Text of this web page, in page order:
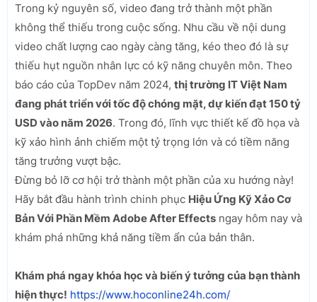
Trong kỷ nguyên số, video đang trở thành một phần
không thể thiếu trong cuộc sống. Nhu cầu về nội dung
video chất lượng cao ngày càng tăng, kéo theo đó là sự
thiếu hụt nguồn nhân lực có kỹ năng chuyên môn. Theo
báo cáo của TopDev năm 2024, thị trường IT Việt Nam
đang phát triển với tốc độ chóng mặt, dự kiến đạt 150 tỷ
USD vào năm 2026. Trong đó, lĩnh vực thiết kế đồ họa và
kỹ xảo hình ảnh chiếm một tỷ trọng lớn và có tiềm năng
tăng trưởng vượt bậc.
Đừng bỏ lỡ cơ hội trở thành một phần của xu hướng này!
Hãy bắt đầu hành trình chinh phục Hiệu Ứng Kỹ Xảo Cơ
Bản Với Phần Mềm Adobe After Effects ngay hôm nay và
khám phá những khả năng tiềm ẩn của bản thân.
Khám phá ngay khóa học và biến ý tưởng của bạn thành
hiện thực! https://www.hoconline24h.com/